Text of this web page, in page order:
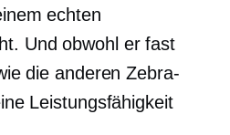
echten
Und obwohl er fast
die anderen Zebra-
Leistungsfähigkeit